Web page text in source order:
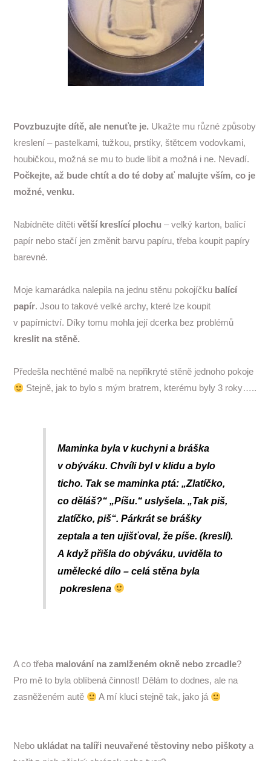
Povzbuzujte dítě, ale nenuťte je. Ukažte mu různé způsoby
kreslení – pastelkami, tužkou, prstíky, štětcem vodovkami,
houbičkou, možná se mu to bude líbit a možná i ne. Nevadí.
Počkejte, až bude chtít a do té doby ať malujte vším, co je
možné, venku.
Nabídněte dítětivětší kreslící plochu – velký karton, balící
papír nebo stačí jen změnit barvu papíru, třeba koupit papíry
barevné.
Moje kamarádka nalepila na jednu stěnu pokojíčku balící
papír. Jsou to takové velké archy, které lze koupit
v papírnictví. Díky tomu mohla její dcerka bez problémů
kreslit na stěně.
Předešla nechtěné malbě na nepřikryté stěně jednoho pokoje
Stejně, jak to bylo s mým bratrem, kterému byly 3 roky…..
Maminka byla v kuchyni a bráška
v obýváku. Chvíli byl v klidu a bylo
ticho. Tak se maminka ptá: „Zlatíčko,
co děláš?“ „Píšu.“ uslyšela. „Tak piš,
zlatíčko, piš“. Párkrát se brášky
zeptala a ten ujišťoval, že píše. (kreslí).
A když přišla do obýváku, uviděla to
umělecké dílo – celá stěna byla
pokreslena
A co třeba malování na zamlženém okně nebo zrcadle?
Pro mě to byla oblíbená činnost! Dělám to dodnes, ale na
zasněženém autě
A mí kluci stejně tak, jako já
Nebo ukládat na talíři neuvařené těstoviny nebo piškoty a